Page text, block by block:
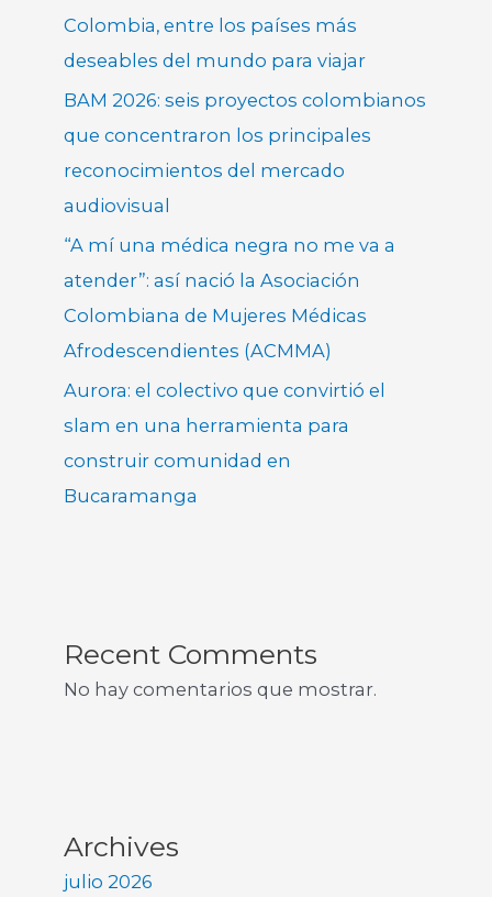
Colombia, entre los países más
deseables del mundo para viajar
BAM 2026: seis proyectos colombianos
que concentraron los principales
reconocimientos del mercado
audiovisual
“A mí una médica negra no me va a
atender”: así nació la Asociación
Colombiana de Mujeres Médicas
Afrodescendientes (ACMMA)
Aurora: el colectivo que convirtió el
slam en una herramienta para
construir comunidad en
Bucaramanga
Recent Comments
No hay comentarios que mostrar.
Archives
julio 2026